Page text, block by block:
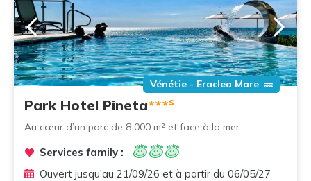
Vénétie - Eraclea Mare
Park Hotel Pineta***s
Au cœur d’un parc de 8 000 m² et face à la mer
Services family :
Ouvert jusqu'au 21/09/26 et à partir du 06/05/27